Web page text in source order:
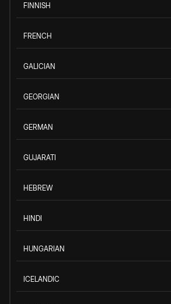
FINNISH
FRENCH
GALICIAN
GEORGIAN
GERMAN
GUJARATI
HEBREW
HINDI
HUNGARIAN
ICELANDIC